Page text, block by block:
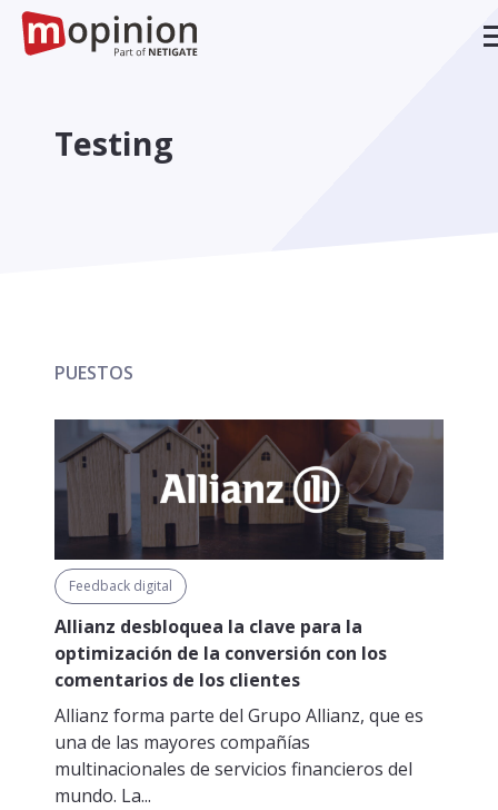
Testing
PUESTOS
Feedback digital
Allianz desbloquea la clave para la
optimización de la conversión con los
comentarios de los clientes
Allianz forma parte del Grupo Allianz, que es
una de las mayores compañías
multinacionales de servicios financieros del
mundo. La...